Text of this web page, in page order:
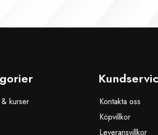
kurser
Kontakta oss
Köpvillkor
Leveransvillkor